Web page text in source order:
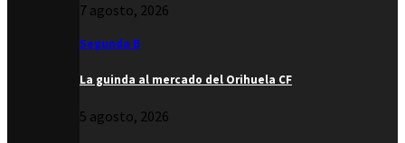
7 agosto, 2026
Segunda B
La guinda al mercado del Orihuela CF
5 agosto, 2026